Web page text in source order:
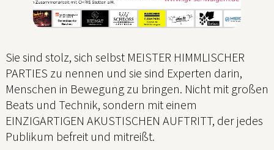
Sie sind stolz, sich selbst MEISTER HIMMLISCHER
PARTIES zu nennen und sie sind Experten darin,
Menschen in Bewegung zu bringen. Nicht mit großen
Beats und Technik, sondern mit einem
EINZIGARTIGEN AKUSTISCHEN AUFTRITT, der jedes
Publikum befreit und mitreißt.